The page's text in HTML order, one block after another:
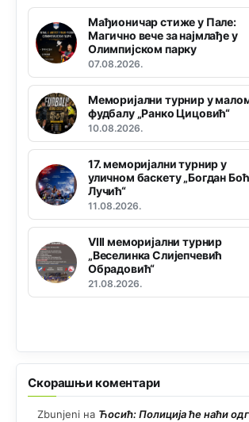
Мађионичар стиже у Пале:
Магично вече за најмлађе у
Олимпијском парку
07.08.2026.
Меморијални турнир у
фудбалу „Ранко Цицовић“
10.08.2026.
17. меморијални турнир у
уличном баскету „Богдан
Лучић“
11.08.2026.
VIII меморијални турнир
„Веселинка Слијепчевић
Обрадовић“
21.08.2026.
Скорашњи коментари
Zbunjeni на Ћосић: Полиција ће наћи